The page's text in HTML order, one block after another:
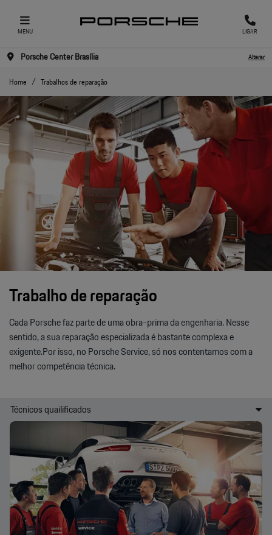
MENU LIGAR
Porsche Center Brasília Alterar
Home Trabalhos de reparação
Trabalho de reparação
Cada Porsche faz parte de uma obra-prima da engenharia. Nesse
sentido, a sua reparação especializada é bastante complexa e
exigente.Por isso, no Porsche Service, só nos contentamos com a
melhor competência técnica.
Técnicos quailificados